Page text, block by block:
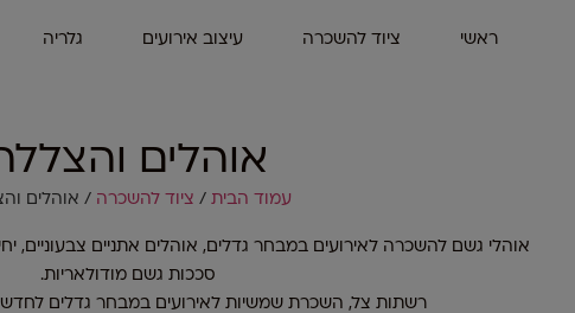
ראשי ציוד להשכרה עיצוב אירועים גלריה
אוהלים
עמוד הבית / ציוד להשכרה / אוהלים
אוהלי גשם להשכרה לאירועים במבחר גדלים, אוהלים אתניים צבעוניים,
סככות גשם מודולאריות.
רשתות צל, השכרת שמשיות לאירועים במבחר גדלים לחדשי